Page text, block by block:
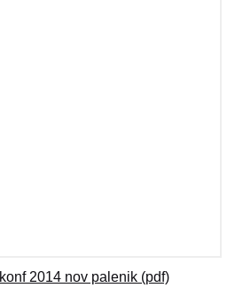
konf 2014 nov palenik (pdf)